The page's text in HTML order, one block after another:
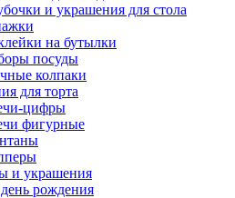
и украшения для стола
на бутылки
посуды
колпаки
для торта
цифры
фигурные
и украшения
рождения